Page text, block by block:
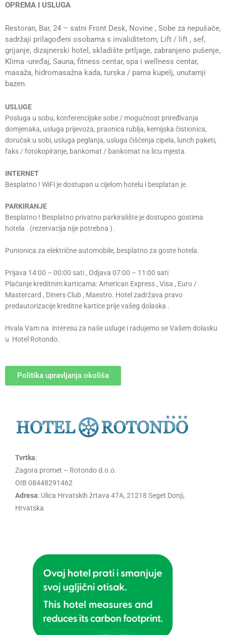
OPREMA I USLUGA
Restoran, Bar, 24 – satni Front Desk, Novine , Sobe za nepušače,
sadržaji prilagođeni osobama s invaliditetom, Lift / lift , sef,
grijanje, dizajnerski hotel, skladište prtljage, zabranjeno pušenje,
Klima -uređaj, Sauna, fitness centar, spa i wellness centar,
masaža, hidromasažna kada, turska / parna kupelj, unutarnji
bazen.
USLUGE
Posluga u sobu, konferencijske sobe / mogućnost priređivanja
domjenaka, usluga prijevoza, praonica rublja, kemijska čistionica,
doručak u sobi, usluga peglanja, usluga čišćenja cipela, lunch paketi,
faks / fotokopiranje, bankomat / bankomat na licu mjesta.
INTERNET
Besplatno ! WiFi je dostupan u cijelom hotelu i besplatan je.
PARKIRANJE
Besplatno ! Besplatno privatno parkiralište je dostupno gostima
hotela . (rezervacija nije potrebna ) .
Punionica za električne automobile, besplatno za goste hotela.
Prijava 14:00 – 00:00 sati , Odjava 07:00 – 11:00 sati
Plaćanje kreditnim karticama: American Express , Visa , Euro /
Mastercard , Diners Club , Maestro. Hotel zadržava pravo
predautorizacije kreditne kartice prije vašeg dolaska .
Hvala Vam na interesu za naše usluge i radujemo se Vašem dolasku
u Hotel Rotondo.
Politika upravljanja okoliša
Tvrtka:
Zagora promet – Rotondo d.o.o.
OIB 08448291462
Adresa: Ulica Hrvatskih žrtava 47A, 21218 Seget Donji,
Hrvatska